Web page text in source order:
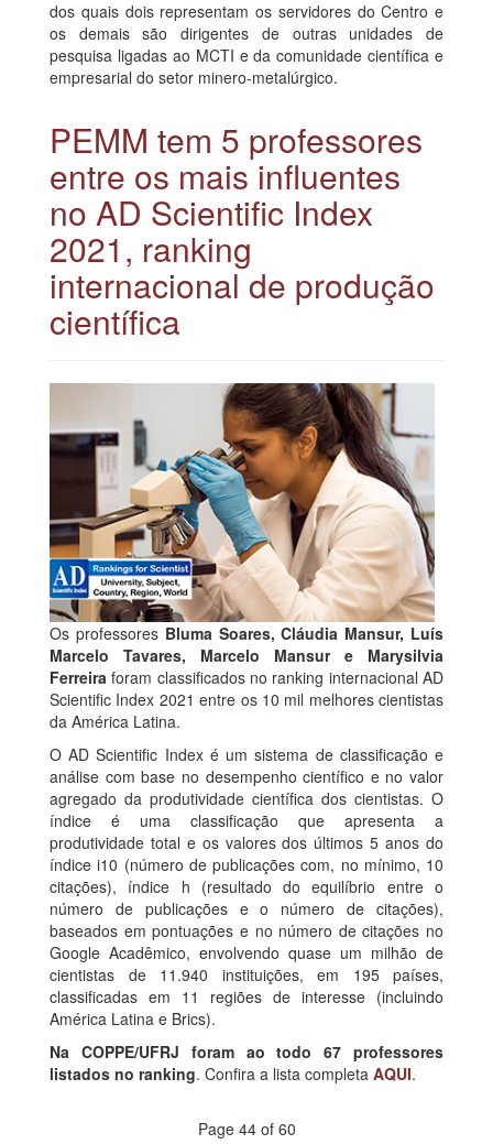
dos quais dois representam os servidores do Centro e
os demais são dirigentes de outras unidades de
pesquisa ligadas ao MCTI e da comunidade científica e
empresarial do setor minero-metalúrgico.
PEMM tem 5 professores
entre os mais influentes
no AD Scientific Index
2021, ranking
internacional de produção
científica
Os professoresBluma Soares, Cláudia Mansur, Luís
Marcelo Tavares, Marcelo Mansur e Marysilvia
Ferreira foram classificados no ranking internacional AD
Scientific Index 2021 entre os 10 mil melhores cientistas
da América Latina.
O AD Scientific Index é um sistema de classificação e
análise com base no desempenho científico e no valor
agregado da produtividade científica dos cientistas. O
índice é uma classificação que apresenta a
produtividade total e os valores dos últimos 5 anos do
índice i10 (número de publicações com, no mínimo, 10
citações), índice h (resultado do equilíbrio entre o
número de publicações e o número de citações),
baseados em pontuações e no número de citações no
Google Acadêmico, envolvendo quase um milhão de
cientistas de 11.940 instituições, em 195 países,
classificadas em 11 regiões de interesse (incluindo
América Latina e Brics).
Na COPPE/UFRJ foram ao todo 67 professores
listados no ranking. Confira a lista completa AQUI.
Page 44 of 60